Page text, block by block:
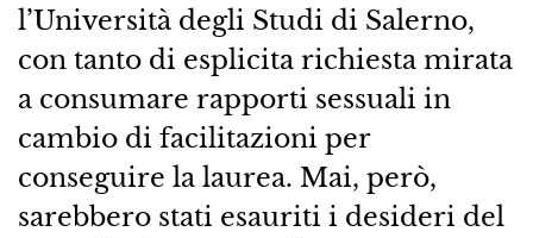
l’Università degli Studi di Salerno,
con tanto di esplicita richiesta mirata
a consumare rapporti sessuali in
cambio di facilitazioni per
conseguire la laurea. Mai, però,
sarebbero stati esauriti i desideri del